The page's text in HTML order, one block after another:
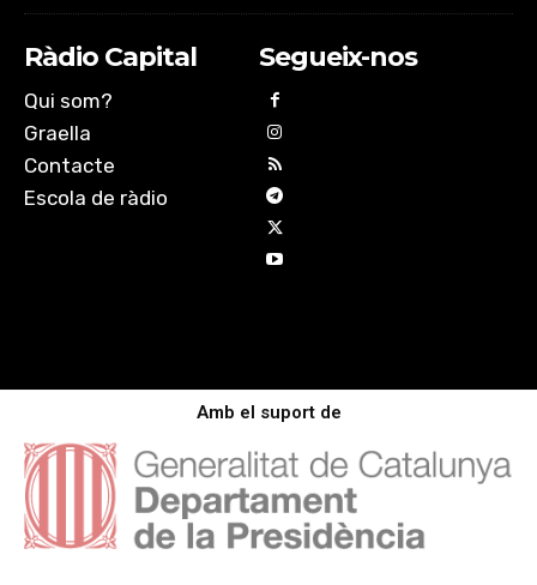
Ràdio Capital
Qui som?
Graella
Contacte
Escola de ràdio
Segueix-nos
Amb el suport de